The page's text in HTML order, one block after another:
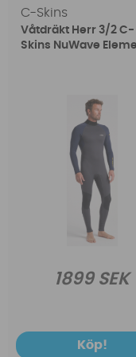
grymma för miljön
lätta. Dessa
C-Skins
Våtdräkt Herr 3/2 C-
Skins NuWave
1899 SEK
Köp!